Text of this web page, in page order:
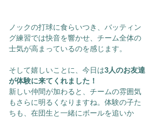
ノックの打球に食らいつき、バッティン
グ練習では快音を響かせ、チーム全体の
士気が高まっているのを感じます。
そして嬉しいことに、今日は3人のお友達
が体験に来てくれました！
新しい仲間が加わると、チームの雰囲気
もさらに明るくなりますね。体験の子た
ちも、在団生と一緒にボールを追いか